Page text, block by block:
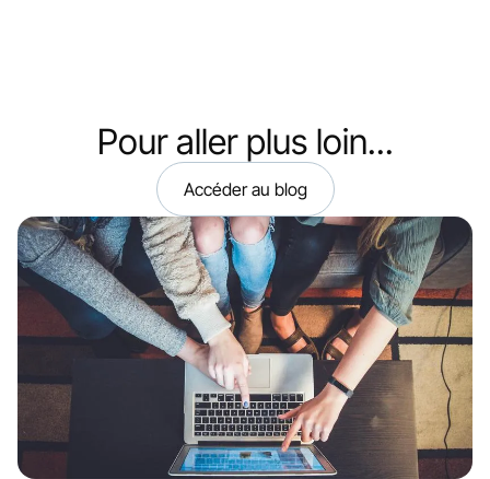
Pour aller plus loin...
Accéder au blog